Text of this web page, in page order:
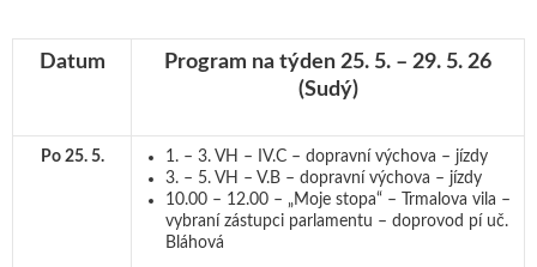
Datum
Program na týden 25. 5. – 29. 5. 26
(Sudý)
Po 25. 5.
1. – 3. VH – IV.C – dopravní výchova – jízdy
3. – 5. VH – V.B – dopravní výchova – jízdy
10.00 – 12.00 – „Moje stopa“ – Trmalova vila –
vybraní zástupci parlamentu – doprovod pí uč.
Bláhová